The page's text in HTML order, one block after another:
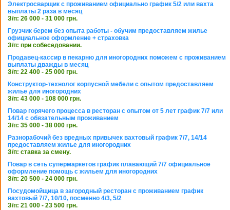
Электросварщик с проживанием официально график 5/2 или вахта
выплаты 2 раза в месяц
З/п: 26 000 - 31 000 грн.
Грузчик берем без опыта работы - обучим предоставляем жилье
официальное оформление + страховка
З/п: при собеседовании.
Продавец-кассир в пекарню для иногородних поможем с проживанием
выплаты дважды в месяц
З/п: 22 400 - 25 000 грн.
Конструктор-технолог корпусной мебели с опытом предоставляем
жилье для иногородних
З/п: 43 000 - 108 000 грн.
Повар горячего процесса в ресторан с опытом от 5 лет график 7/7 или
14/14 с обязательным проживанием
З/п: 35 000 - 38 000 грн.
Разнорабочий без вредных привычек вахтовый график 7/7, 14/14
предоставляем жилье для иногородних
З/п: ставка за смену.
Повар в сеть супермаркетов график плавающий 7/7 официальное
оформление помощь с жильем для иногородних
З/п: 20 500 - 24 000 грн.
Посудомойщица в загородный ресторан с проживанием график
вахтовый 7/7, 10/10, посменно 4/3, 5/2
З/п: 21 000 - 23 500 грн.